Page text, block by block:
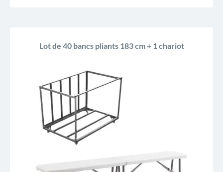
Lot de 40 bancs pliants 183 cm + 1 chariot